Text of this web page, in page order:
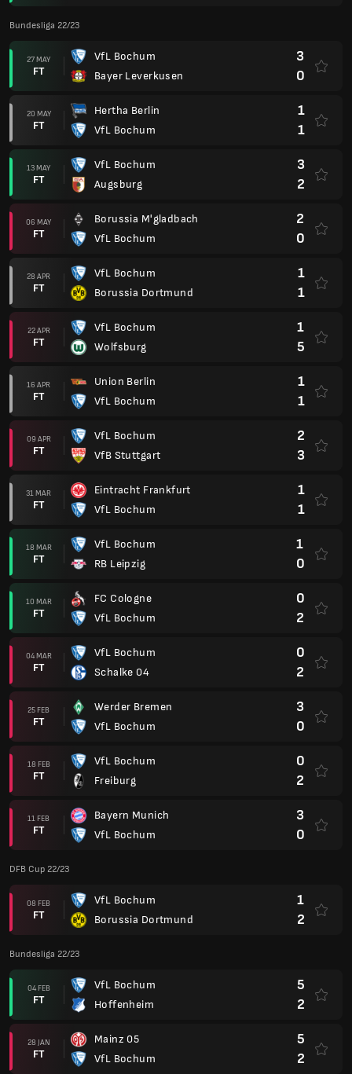
Bundesliga 22/23
27 MAY
FT
VfL Bochum
Bayer Leverkusen
3
0
20 MAY
FT
Hertha Berlin
VfL Bochum
1
1
13 MAY
FT
VfL Bochum
Augsburg
3
2
06 MAY
FT
Borussia M'gladbach
VfL Bochum
2
0
28 APR
FT
VfL Bochum
Borussia Dortmund
1
1
22 APR
FT
VfL Bochum
Wolfsburg
1
5
16 APR
FT
Union Berlin
VfL Bochum
1
1
09 APR
FT
VfL Bochum
VfB Stuttgart
2
3
31 MAR
FT
Eintracht Frankfurt
VfL Bochum
1
1
18 MAR
FT
VfL Bochum
RB Leipzig
1
0
10 MAR
FT
FC Cologne
VfL Bochum
0
2
04 MAR
FT
VfL Bochum
Schalke 04
0
2
25 FEB
FT
Werder Bremen
VfL Bochum
3
0
18 FEB
FT
VfL Bochum
Freiburg
0
2
11 FEB
FT
Bayern Munich
VfL Bochum
3
0
DFB Cup 22/23
08 FEB
FT
VfL Bochum
Borussia Dortmund
1
2
Bundesliga 22/23
04 FEB
FT
VfL Bochum
Hoffenheim
5
2
28 JAN
FT
Mainz 05
VfL Bochum
5
2